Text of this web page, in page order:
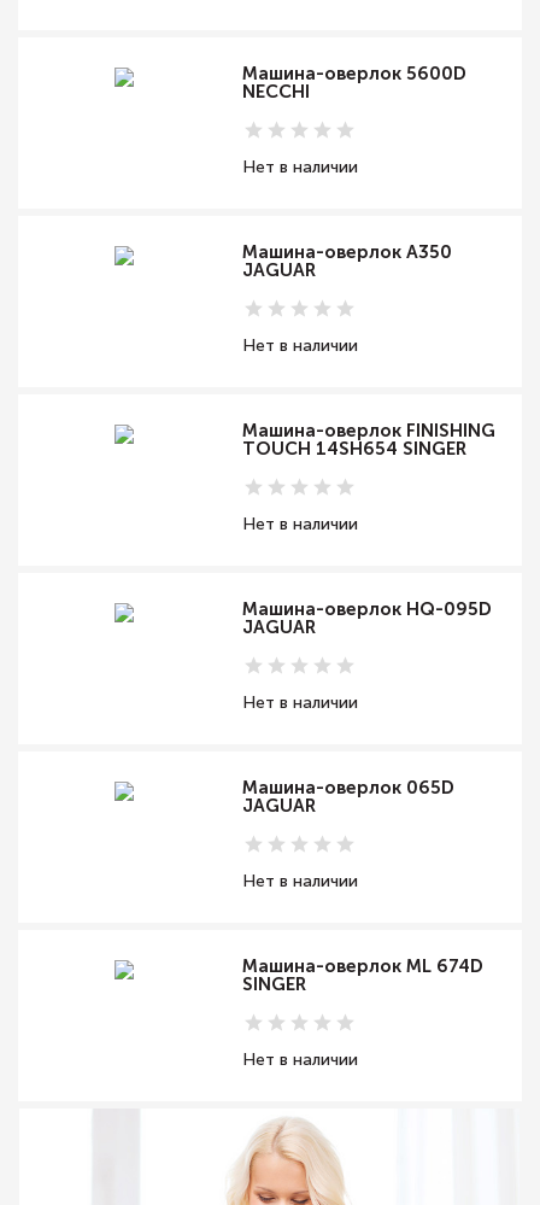
Машина-оверлок 5600D
NECCHI
Нет в наличии
Машина-оверлок A350
JAGUAR
Нет в наличии
Машина-оверлок FINISHING
TOUCH 14SH654 SINGER
Нет в наличии
Машина-оверлок HQ-095D
JAGUAR
Нет в наличии
Машина-оверлок 065D
JAGUAR
Нет в наличии
Машина-оверлок ML 674D
SINGER
Нет в наличии